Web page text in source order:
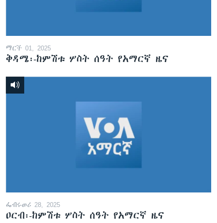
ማርች 01, 2025
ቅዳሜ፡-ከምሽቱ ሦስት ሰዓት የአማርኛ ዜና
ፌብሩወሪ 28, 2025
ዐርብ፡-ከምሽቱ ሦስት ሰዓት የአማርኛ ዜና